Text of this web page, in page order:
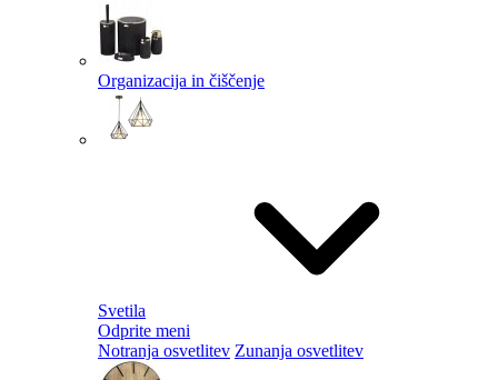
Organizacija in čiščenje
Svetila
Odprite meni
Notranja osvetlitev Zunanja osvetlitev